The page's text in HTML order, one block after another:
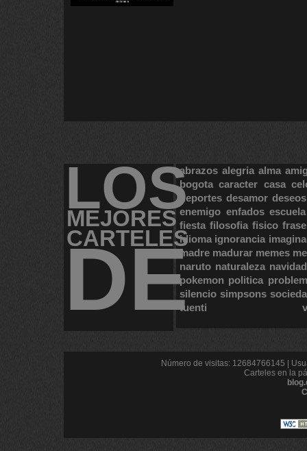
LOS
MEJORES
CARTELES
DE
abrazos alegria alma
bogota caracter casa
deportes desamor deseos
enemigo enfados escuela
fiesta filosofia fisico
idioma ignorancia
madre madurar memes
naruto naturaleza navidad
pokemon politica
silencio simpsons
tuenti
Número de visitas: 12684766145 |
Carteles en la